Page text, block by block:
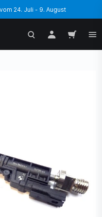
24. Juli - 9. August